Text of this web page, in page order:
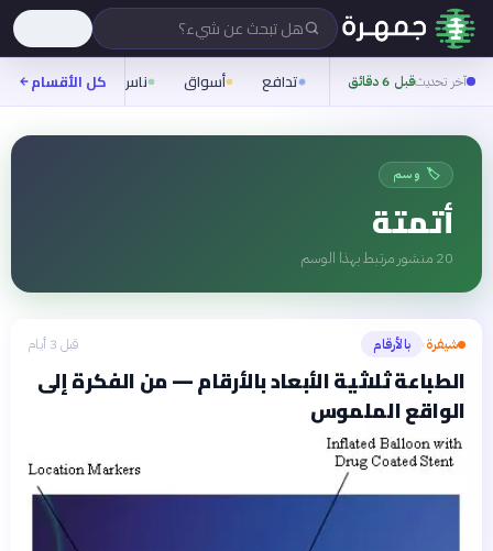
هل تبحث عن شيء؟
آخر تحديثقبل 6 دقائق تدافع أسواق ناس روح
كل الأقسام
🏷️ وسم
أتمتة
20 منشور مرتبط بهذا الوسم
شيفرة› بالأرقام قبل 3 أيام
الطباعة ثلاثية الأبعاد بالأرقام — من الفكرة إلى
الواقع الملموس